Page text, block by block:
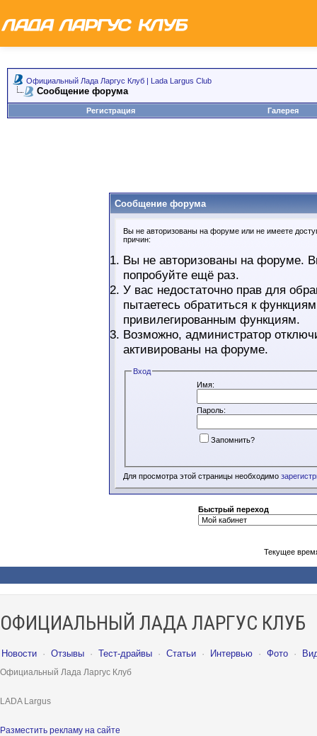
Официальный Лада Ларгус Клуб | Lada Largus Club
Сообщение форума
Регистрация Галерея
Сообщение форума
Вы не авторизованы на форуме или не имеете
причин:
Вы не авторизованы на форуме.
попробуйте ещё раз.
У вас недостаточно прав для
пытаетесь обратиться к
привилегированным функциям.
Возможно, администратор
активированы на форуме.
Вход
Имя:
Пароль:
Запомнить?
Для просмотра этой страницы необходимо
Быстрый переход
Текущее
ОФИЦИАЛЬНЫЙ ЛАДА ЛАРГУС КЛУБ
Новости · Отзывы · Тест-драйвы · Статьи · Интервью · Фото ·
Официальный Лада Ларгус Клуб
LADA Largus
Разместить рекламу на сайте